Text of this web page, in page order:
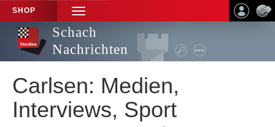
SHOP
TOGGLE
NAVIGATION
Schach
Nachrichten
Carlsen: Medien,
Interviews, Sport